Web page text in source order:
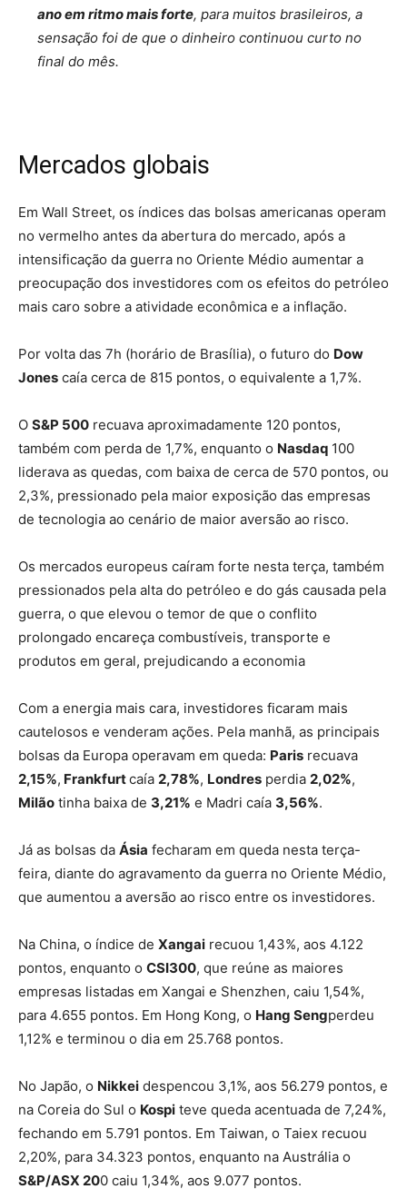
ano em ritmo mais forte, para muitos brasileiros, a
sensação foi de que o dinheiro continuou curto no
final do mês.
Mercados globais
Em Wall Street, os índices das bolsas americanas operam
no vermelho antes da abertura do mercado, após a
intensificação da guerra no Oriente Médio aumentar a
preocupação dos investidores com os efeitos do petróleo
mais caro sobre a atividade econômica e a inflação.
Por volta das 7h (horário de Brasília), o futuro do Dow
Jones caía cerca de 815 pontos, o equivalente a 1,7%.
O S&P 500 recuava aproximadamente 120 pontos,
também com perda de 1,7%, enquanto o Nasdaq 100
liderava as quedas, com baixa de cerca de 570 pontos, ou
2,3%, pressionado pela maior exposição das empresas
de tecnologia ao cenário de maior aversão ao risco.
Os mercados europeus caíram forte nesta terça, também
pressionados pela alta do petróleo e do gás causada pela
guerra, o que elevou o temor de que o conflito
prolongado encareça combustíveis, transporte e
produtos em geral, prejudicando a economia
Com a energia mais cara, investidores ficaram mais
cautelosos e venderam ações. Pela manhã, as principais
bolsas da Europa operavam em queda: Paris recuava
2,15%, Frankfurtcaía 2,78%, Londres perdia 2,02%,
Milão tinha baixa de 3,21% e Madri caía 3,56%.
Já as bolsas da Ásia fecharam em queda nesta terça-
feira, diante do agravamento da guerra no Oriente Médio,
que aumentou a aversão ao risco entre os investidores.
Na China, o índice de Xangai recuou 1,43%, aos 4.122
pontos, enquanto o CSI300, que reúne as maiores
empresas listadas em Xangai e Shenzhen, caiu 1,54%,
para 4.655 pontos. Em Hong Kong, o Hang Sengperdeu
1,12% e terminou o dia em 25.768 pontos.
No Japão, o Nikkei despencou 3,1%, aos 56.279 pontos, e
na Coreia do Sul o Kospi teve queda acentuada de 7,24%,
fechando em 5.791 pontos. Em Taiwan, o Taiex recuou
2,20%, para 34.323 pontos, enquanto na Austrália o
S&P/ASX 200 caiu 1,34%, aos 9.077 pontos.